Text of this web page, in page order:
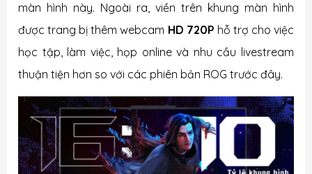
màn hình này. Ngoài ra, viền trên khung màn hình
được trang bị thêm webcam HD 720P hỗ trợ cho việc
học tập, làm việc, họp online và nhu cầu livestream
thuận tiện hơn so với các phiên bản ROG trước đây.